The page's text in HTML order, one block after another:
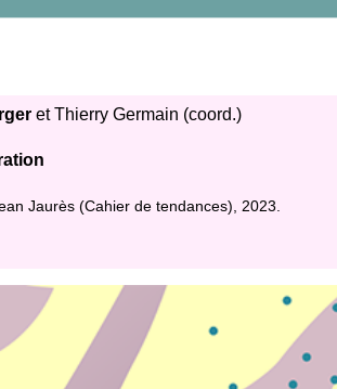
et Thierry Germain (coord.)
Jaurès (Cahier de tendances), 2023.